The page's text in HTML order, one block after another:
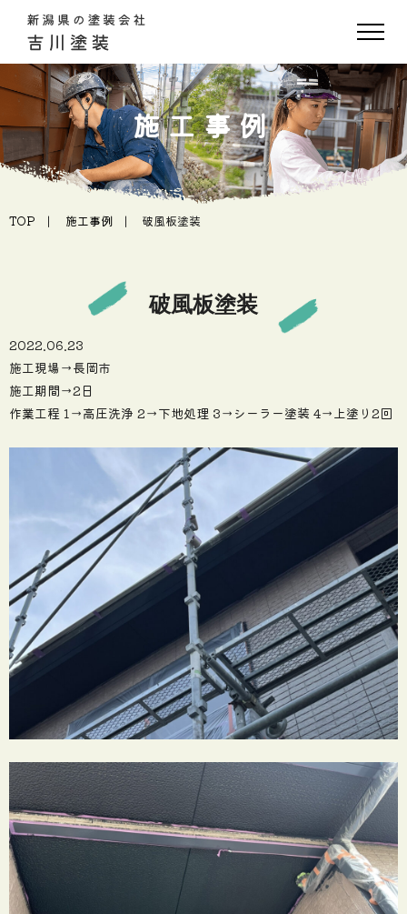
施工事例
TOP 施工事例 破風板塗装
破風板塗装
2022.06.23
施工現場→長岡市
施工期間→2日
作業工程 1→高圧洗浄 2→下地処理 3→シーラー塗装 4→上塗り2回